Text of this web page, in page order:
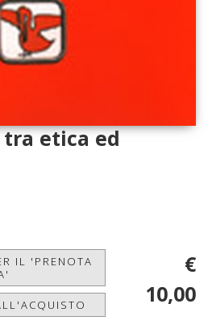
etica ed
IL 'PRENOTA
€
10,00